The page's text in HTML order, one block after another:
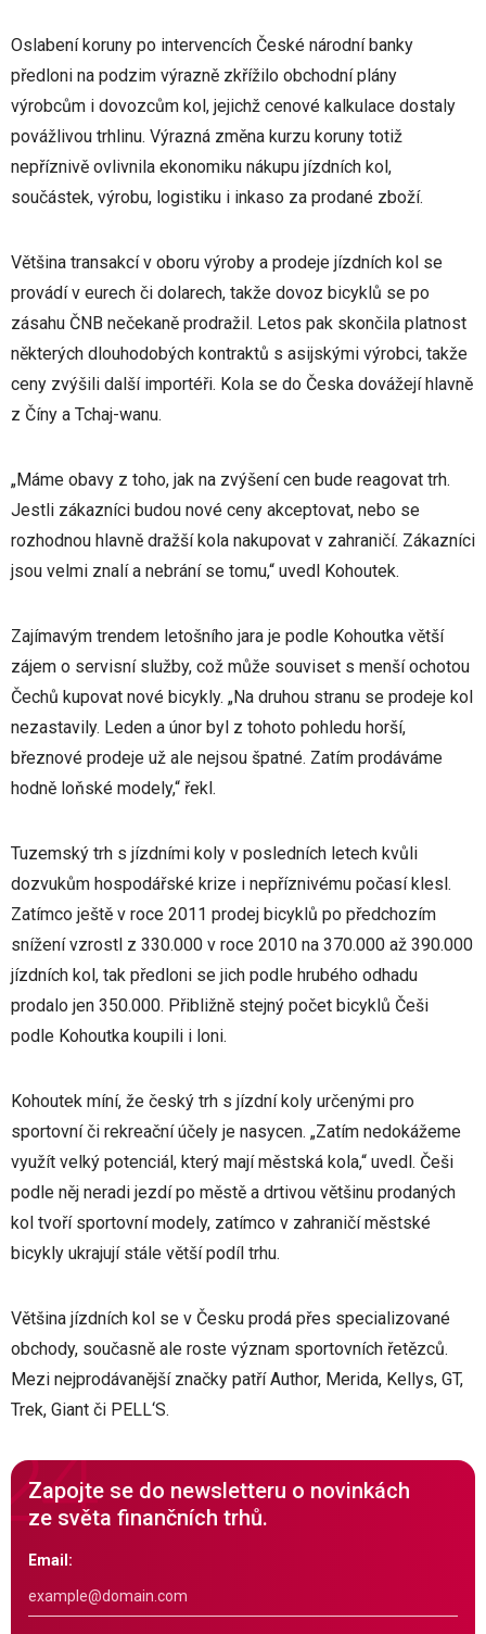
Oslabení koruny po intervencích České národní banky
předloni na podzim výrazně zkřížilo obchodní plány
výrobcům i dovozcům kol, jejichž cenové kalkulace dostaly
povážlivou trhlinu. Výrazná změna kurzu koruny totiž
nepříznivě ovlivnila ekonomiku nákupu jízdních kol,
součástek, výrobu, logistiku i inkaso za prodané zboží.
Většina transakcí v oboru výroby a prodeje jízdních kol se
provádí v eurech či dolarech, takže dovoz bicyklů se po
zásahu ČNB nečekaně prodražil. Letos pak skončila platnost
některých dlouhodobých kontraktů s asijskými výrobci, takže
ceny zvýšili další importéři. Kola se do Česka dovážejí hlavně
z Číny a Tchaj-wanu.
„Máme obavy z toho, jak na zvýšení cen bude reagovat trh.
Jestli zákazníci budou nové ceny akceptovat, nebo se
rozhodnou hlavně dražší kola nakupovat v zahraničí. Zákazníci
jsou velmi znalí a nebrání se tomu,“ uvedl Kohoutek.
Zajímavým trendem letošního jara je podle Kohoutka větší
zájem o servisní služby, což může souviset s menší ochotou
Čechů kupovat nové bicykly. „Na druhou stranu se prodeje kol
nezastavily. Leden a únor byl z tohoto pohledu horší,
březnové prodeje už ale nejsou špatné. Zatím prodáváme
hodně loňské modely,“ řekl.
Tuzemský trh s jízdními koly v posledních letech kvůli
dozvukům hospodářské krize i nepříznivému počasí klesl.
Zatímco ještě v roce 2011 prodej bicyklů po předchozím
snížení vzrostl z 330.000 v roce 2010 na 370.000 až 390.000
jízdních kol, tak předloni se jich podle hrubého odhadu
prodalo jen 350.000. Přibližně stejný počet bicyklů Češi
podle Kohoutka koupili i loni.
Kohoutek míní, že český trh s jízdní koly určenými pro
sportovní či rekreační účely je nasycen. „Zatím nedokážeme
využít velký potenciál, který mají městská kola,“ uvedl. Češi
podle něj neradi jezdí po městě a drtivou většinu prodaných
kol tvoří sportovní modely, zatímco v zahraničí městské
bicykly ukrajují stále větší podíl trhu.
Většina jízdních kol se v Česku prodá přes specializované
obchody, současně ale roste význam sportovních řetězců.
Mezi nejprodávanější značky patří Author, Merida, Kellys, GT,
Trek, Giant či PELL‘S.
Zapojte se do newsletteru o novinkách
ze světa finančních trhů.
Email: